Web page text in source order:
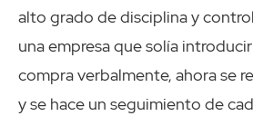
alto grado de disciplina y
una empresa que solía
compra verbalmente, ahora se
y se hace un seguimiento de